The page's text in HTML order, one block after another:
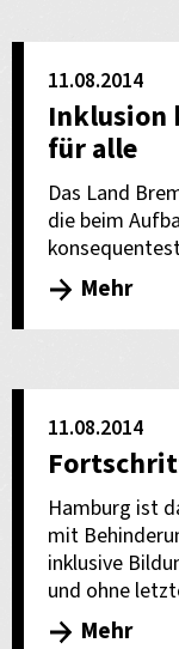
11.08.2014
Inklusion
für alle
Das Land
die beim
Mehr
11.08.2014
Hamburg ist
mit
inklusive
und ohne
Mehr